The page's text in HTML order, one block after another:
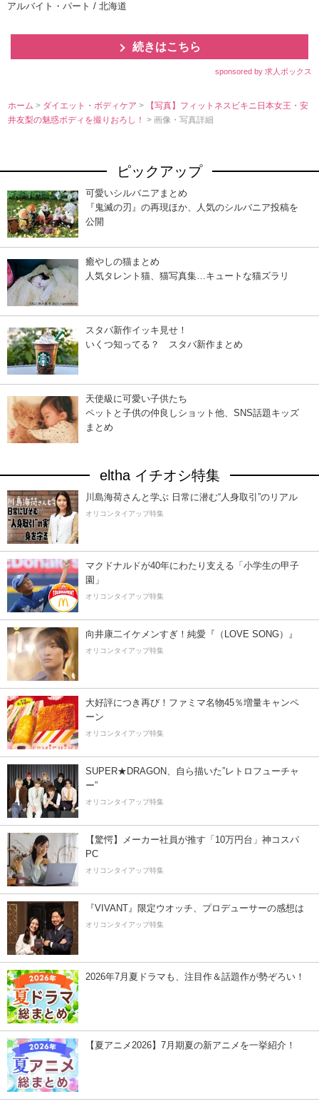
アルバイト・パート / 北海道
続きはこちら
sponsored by 求人ボックス
ホーム > ダイエット・ボディケア>
【写真】フィットネスビキニ日本女王・安
井友梨の魅惑ボディを撮りおろし！> 画像・写真詳細
ピックアップ
可愛いシルバニアまとめ
『鬼滅の刃』の再現ほか、人気のシルバニア投稿を
公開
癒やしの猫まとめ
人気タレント猫、猫写真集…キュートな猫ズラリ
スタバ新作イッキ見せ！
いくつ知ってる？ スタバ新作まとめ
天使級に可愛い子供たち
ペットと子供の仲良しショット他、SNS話題キッズ
まとめ
eltha イチオシ特集
川島海荷さんと学ぶ 日常に潜む“人身取引”のリアル
オリコンタイアップ特集
マクドナルドが40年にわたり支える「小学生の甲子
園」
オリコンタイアップ特集
向井康二イケメンすぎ！純愛『（LOVE SONG）』
オリコンタイアップ特集
大好評につき再び！ファミマ名物45％増量キャンペ
ーン
オリコンタイアップ特集
SUPER★DRAGON、自ら描いた”レトロフューチャ
ー”
オリコンタイアップ特集
【驚愕】メーカー社員が推す「10万円台」神コスパ
PC
オリコンタイアップ特集
『VIVANT』限定ウオッチ、プロデューサーの感想は
オリコンタイアップ特集
2026年7月夏ドラマも、注目作＆話題作が勢ぞろい！
【夏アニメ2026】7月期夏の新アニメを一挙紹介！